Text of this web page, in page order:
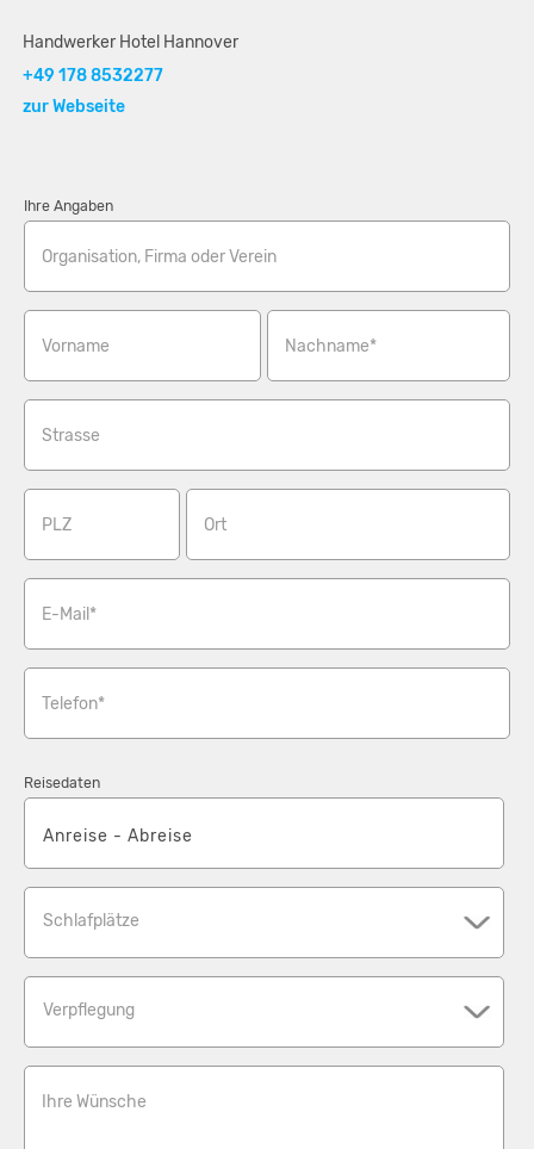
Handwerker Hotel Hannover
+49 178 8532277
zur Webseite
Ihre Angaben
Organisation, Firma oder Verein
Vorname Nachname*
Strasse
PLZ Ort
E-Mail*
Telefon*
Reisedaten
Schlafplätze
Verpflegung
Ihre Wünsche